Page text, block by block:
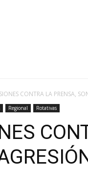
CONTRA LA PRENSA,
Regional Rotativas